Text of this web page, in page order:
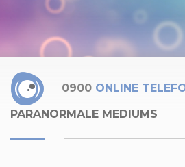
0900 ONLINE
PARANORMALE MEDIUMS